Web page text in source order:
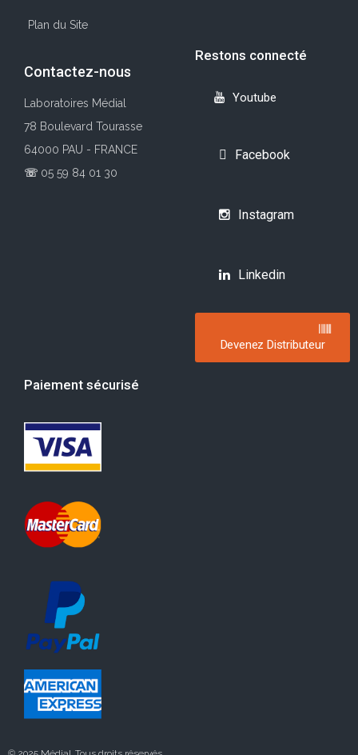
Plan du Site
Contactez-nous
Laboratoires Médial
78 Boulevard Tourasse
64000 PAU - FRANCE
☏ 05 59 84 01 30
Restons connecté
Youtube
Facebook
Instagram
Linkedin
Devenez Distributeur
Paiement sécurisé